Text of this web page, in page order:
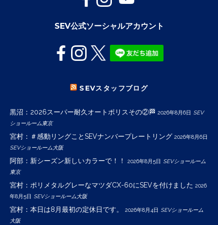
SEV公式ソーシャルアカウント
SEVスタッフブログ
黒沼：2026スーパー耐久オートポリスその②🏁 2026年8月6日 SEV
ショールーム東京
宮村：＃感動リングことSEVナンバープレートリング 2026年8月6日
SEVショールーム大阪
阿部：新シーズン新しいカラーで！！ 2026年8月5日 SEVショールーム
東京
宮村：ポリメタルグレーなマツダCX-60にSEVを付けました 2026
年8月5日 SEVショールーム大阪
宮村：本日は8月最初の定休日です。 2026年8月4日 SEVショールーム
大阪